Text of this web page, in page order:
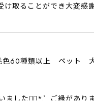
取ることができ大変感
毛色60種類以上 ペット
ました❁⃘*.ﾟ ご縁があり